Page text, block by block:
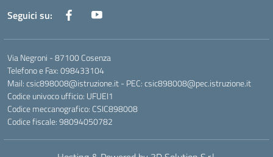
Seguici su:
Via Negroni - 87100 Cosenza
Telefono e Fax: 098433104
Mail: csic898008@istruzione.it - PEC: csic898008@pec.istruzione.it
Codice univoco ufficio: UFUEI1
Codice meccanografico: CSIC898008
Codice fiscale: 98094050782